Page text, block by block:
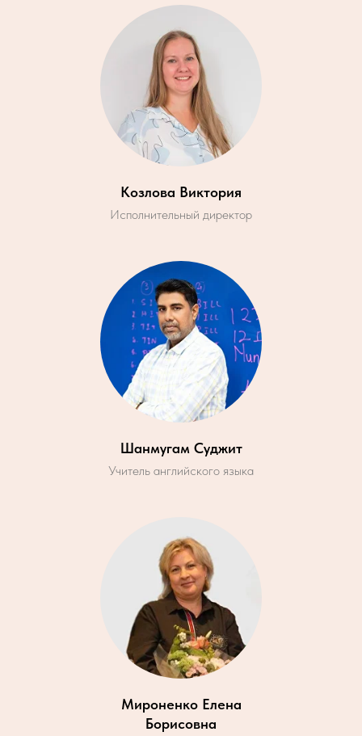
Козлова Виктория
Исполнительный директор
Шанмугам Суджит
Учитель английского языка
Мироненко Елена
Борисовна